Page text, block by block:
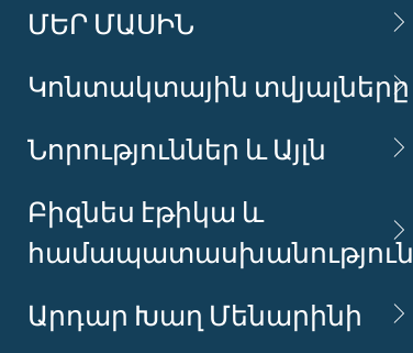
ՄԵՐ ՄԱՍԻՆ
Կոնտակտային տվյալները
Նորություններ և Այլն
Բիզնես էթիկա և
համապատասխանություն
Արդար Խաղ Մենարինի